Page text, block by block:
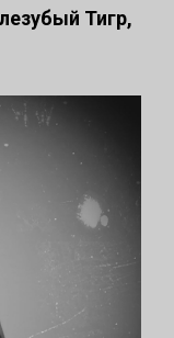
Тигр,